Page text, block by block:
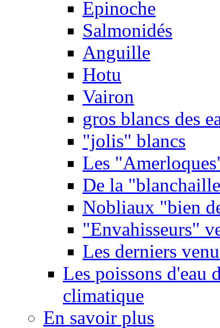
Epinoche
Salmonidés
Anguille
Hotu
Vairon
gros blancs des
"jolis" blancs
Les
De la
Nobliaux "bien
"Envahisseurs"
Les derniers
Les poissons d'eau
climatique
En savoir plus